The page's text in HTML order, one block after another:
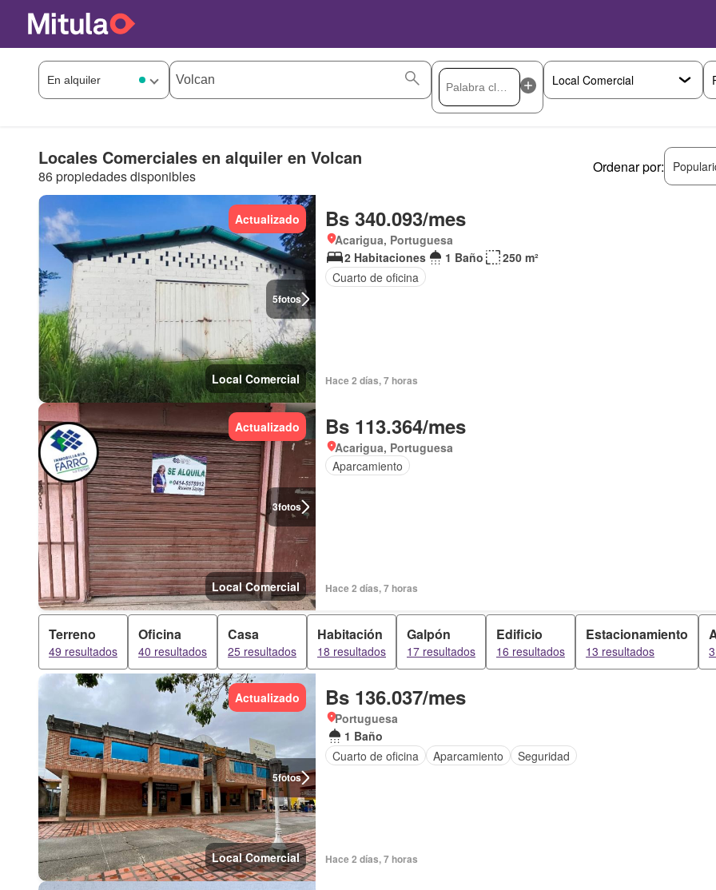
Locales Comerciales en alquiler en Volcan
86 propiedades disponibles
Ordenar por:
5fotos
Actualizado
Local Comercial
Bs 340.093/mes
Acarigua, Portuguesa
2 Habitaciones
1 Baño
250 m²
Cuarto de oficina
Hace 2 días, 7 horas
3fotos
Actualizado
Local Comercial
Bs 113.364/mes
Acarigua, Portuguesa
Aparcamiento
Hace 2 días, 7 horas
Terreno
49 resultados
Oficina
40 resultados
Casa
25 resultados
Habitación
18 resultados
Galpón
17 resultados
Edificio
16 resultados
Estacionamiento
13 resultados
5fotos
Actualizado
Local Comercial
Bs 136.037/mes
Portuguesa
1 Baño
Cuarto de oficina
Aparcamiento Seguridad
Hace 2 días, 7 horas